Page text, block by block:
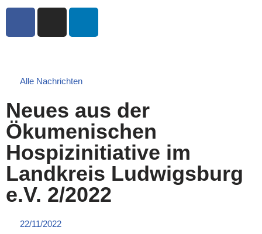
Alle Nachrichten
Neues aus der
Ökumenischen
Hospizinitiative im
Landkreis Ludwigsburg
e.V. 2/2022
22/11/2022